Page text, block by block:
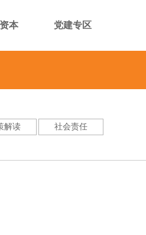
本 党建专区
解读 社会责任